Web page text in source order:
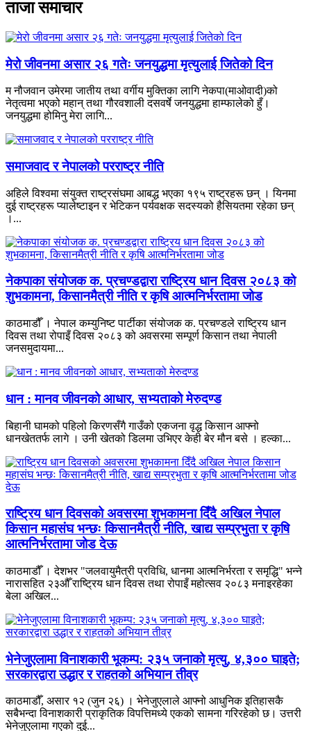
ताजा समाचार
मेरो जीवनमा असार २६ गतेः जनयुद्धमा मृत्युलाई जितेको दिन
म नौजवान उमेरमा जातीय तथा वर्गीय मुक्तिका लागि नेकपा(माओवादी)को
नेतृत्वमा भएको महान् तथा गौरवशाली दसवर्षे जनयुद्धमा हाम्फालेको हुँ।
जनयुद्धमा होमिनु मेरा लागि...
समाजवाद र नेपालको परराष्ट्र नीति
अहिले विश्वमा संयुक्त राष्ट्रसंघमा आबद्ध भएका १९५ राष्ट्रहरू छन् । यिनमा
दुई राष्ट्रहरू प्यालेष्टाइन र भेटिकन पर्यवक्षक सदस्यको हैसियतमा रहेका छन्
।...
नेकपाका संयोजक क. प्रचण्डद्वारा राष्ट्रिय धान दिवस २०८३ को
शुभकामना, किसानमैत्री नीति र कृषि आत्मनिर्भरतामा जोड
काठमाडौँ । नेपाल कम्युनिष्ट पार्टीका संयोजक क. प्रचण्डले राष्ट्रिय धान
दिवस तथा रोपाइँ दिवस २०८३ को अवसरमा सम्पूर्ण किसान तथा नेपाली
जनसमुदायमा...
धान : मानव जीवनको आधार, सभ्यताको मेरुदण्ड
बिहानी घामको पहिलो किरणसँगै गाउँको एकजना वृद्ध किसान आफ्नो
धानखेततर्फ लागे । उनी खेतको डिलमा उभिएर केही बेर मौन बसे । हल्का...
राष्ट्रिय धान दिवसको अवसरमा शुभकामना दिँदै अखिल नेपाल
किसान महासंघ भन्छः किसानमैत्री नीति, खाद्य सम्प्रभुता र कृषि
आत्मनिर्भरतामा जोड देऊ
काठमाडौँ । देशभर "जलवायुमैत्री प्रविधि, धानमा आत्मनिर्भरता र समृद्धि" भन्ने
नारासहित २३औँ राष्ट्रिय धान दिवस तथा रोपाइँ महोत्सव २०८३ मनाइरहेका
बेला अखिल...
भेनेजुएलामा विनाशकारी भूकम्प: २३५ जनाको मृत्यु, ४,३०० घाइते;
सरकारद्वारा उद्धार र राहतको अभियान तीव्र
काठमाडौँ, असार १२ (जुन २६) । भेनेजुएलाले आफ्नो आधुनिक इतिहासकै
सबैभन्दा विनाशकारी प्राकृतिक विपत्तिमध्ये एकको सामना गरिरहेको छ। उत्तरी
भेनेजुएलामा गएको दुई...